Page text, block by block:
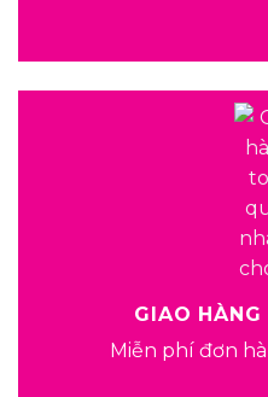
GIAO
Miễn phí đơn